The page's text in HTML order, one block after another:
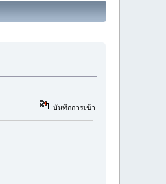
บันทึกการเข้า